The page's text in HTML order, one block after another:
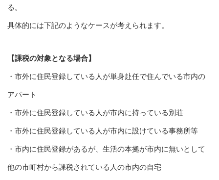
る。
具体的には下記のようなケースが考えられます。
【課税の対象となる場合】
・市外に住民登録している人が単身赴任で住んでいる市内の
アパート
・市外に住民登録している人が市内に持っている別荘
・市外に住民登録している人が市内に設けている事務所等
・市内に住民登録があるが、生活の本拠が市内に無いとして
他の市町村から課税されている人の市内の自宅